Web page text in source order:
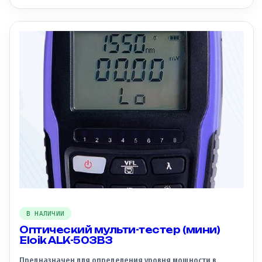
температура аппарата составляет от -20°C до 55°C.
В НАЛИЧИИ
Оптический мульти-тестер (мини)
Eloik ALK-503B3